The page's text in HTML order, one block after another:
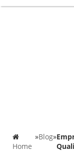
Home
»Blog»